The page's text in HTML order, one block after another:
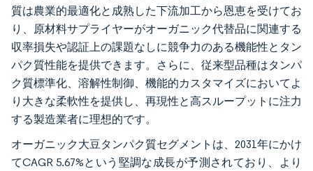
質は農業的最適化と成熟した下流加工から恩恵を受けてお
り、原材料サプライヤーがオーガニック代替品に関連する
収率損失や認証上の課題なしに競争力のある機能性とタン
パク質性能を提供できます。さらに、従来型品種はタンパ
ク質標準化、溶解性制御、機能的カスタマイズにおいてよ
り大きな柔軟性を提供し、再現性と高スループットに注力
する製造業者に理想的です。
オーガニック大豆タンパク質セグメントは、2031年にかけ
てCAGR 5.67%という堅調な成長が予測されており、より